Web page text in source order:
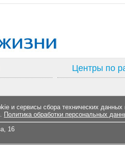
Центры по
и сервисы сбора технических данных
Политика обработки персональных
16